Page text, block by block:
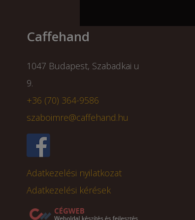
Caffehand
1047 Budapest, Szabadkai u
9.
+36 (70) 364-9586
szaboimre@caffehand.hu
Adatkezelési nyilatkozat
Adatkezelési kérések